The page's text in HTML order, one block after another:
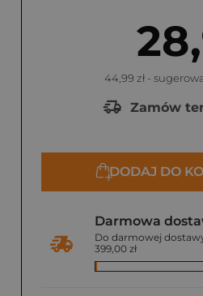
44,99 zł -
Zamów
DODAJ DO
Darmowa
Do darmowej
399,00 zł